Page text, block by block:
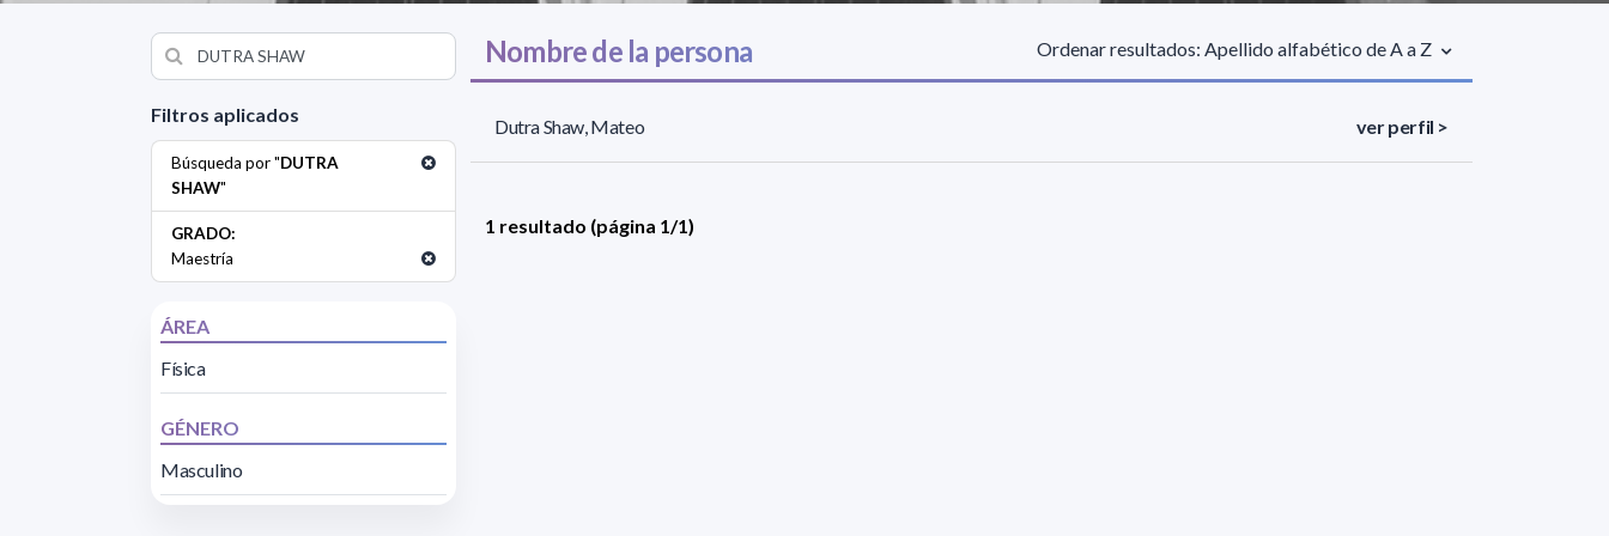
Filtros aplicados
Búsqueda por "DUTRA
SHAW"
GRADO:
Maestría
ÁREA
Física
GÉNERO
Masculino
Nombre de la persona Ordenar resultados: Apellido alfabético de A a Z
Dutra Shaw, Mateo ver perfil >
1 resultado (página 1/1)